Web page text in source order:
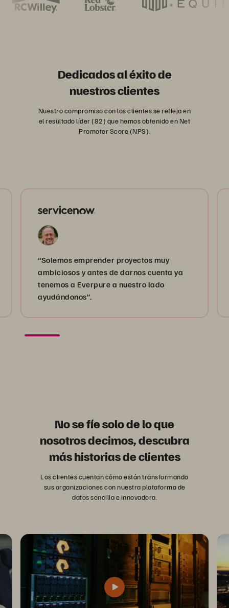
Dedicados al éxito de
nuestros clientes
Nuestro compromiso con los clientes se refleja en
el resultado líder (82) que hemos obtenido en Net
Promoter Score (NPS).
“Solemos emprender proyectos muy
ambiciosos y antes de darnos cuenta ya
tenemos a Everpure a nuestro lado
ayudándonos”.
No se fíe solo de lo que
nosotros decimos, descubra
más historias de clientes
Los clientes cuentan cómo están transformando
sus organizaciones con nuestra plataforma de
datos sencilla e innovadora.